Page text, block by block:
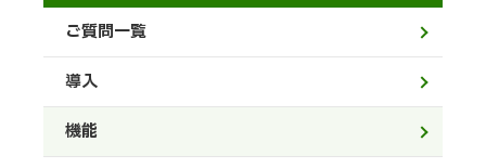
ご質問一覧
導入
機能